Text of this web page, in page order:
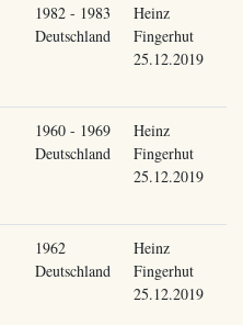
1982 - 1983
Deutschland
Heinz
Fingerhut
25.12.2019
1960 - 1969
Deutschland
Heinz
Fingerhut
25.12.2019
1962
Deutschland
Heinz
Fingerhut
25.12.2019